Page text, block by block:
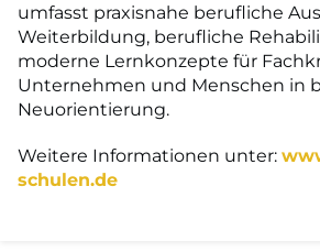
umfasst praxisnahe berufliche
Weiterbildung, berufliche
moderne Lernkonzepte für
Unternehmen und Menschen in
Neuorientierung.
Weitere Informationen unter:
schulen.de